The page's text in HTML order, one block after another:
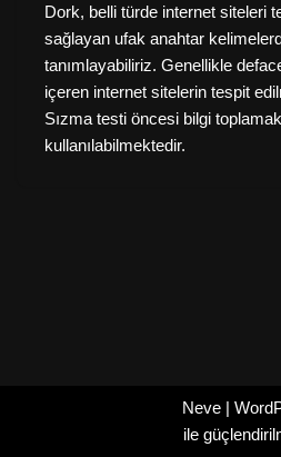
Dork, belli türde internet siteleri
sağlayan ufak anahtar
tanımlayabiliriz. Genellikle
içeren internet sitelerin tespit
Sızma testi öncesi bilgi
kullanılabilmektedir.
Neve|
ile